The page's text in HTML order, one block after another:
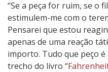
A
t
é
o
Ú
l
“Se a peça for ruim, se o
estimulem-me com o
Pensarei que estou
apenas de uma reação
importo. Tudo que peço
trecho do livro “